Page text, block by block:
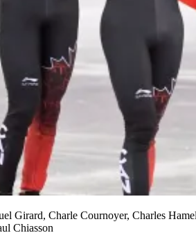
Girard, Charle Cournoyer, Charles
Chiasson